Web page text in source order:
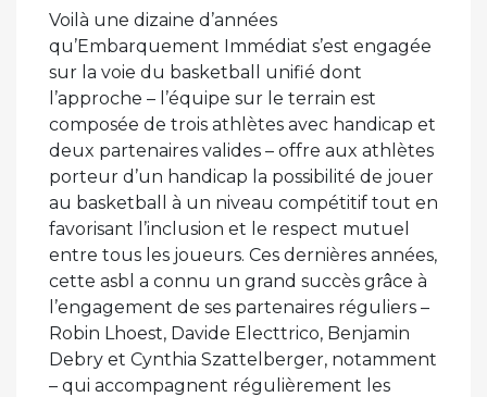
Voilà une dizaine d’années
qu’Embarquement Immédiat s’est engagée
sur la voie du basketball unifié dont
l’approche – l’équipe sur le terrain est
composée de trois athlètes avec handicap et
deux partenaires valides – offre aux athlètes
porteur d’un handicap la possibilité de jouer
au basketball à un niveau compétitif tout en
favorisant l’inclusion et le respect mutuel
entre tous les joueurs. Ces dernières années,
cette asbl a connu un grand succès grâce à
l’engagement de ses partenaires réguliers –
Robin Lhoest, Davide Electtrico, Benjamin
Debry et Cynthia Szattelberger, notamment
– qui accompagnent régulièrement les